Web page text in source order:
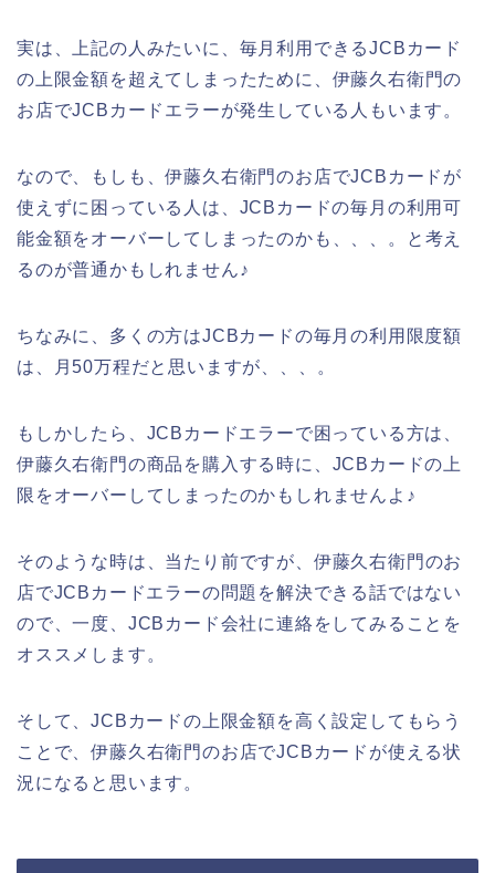
実は、上記の人みたいに、毎月利用できるJCBカード
の上限金額を超えてしまったために、伊藤久右衛門の
お店でJCBカードエラーが発生している人もいます。
なので、もしも、伊藤久右衛門のお店でJCBカードが
使えずに困っている人は、JCBカードの毎月の利用可
能金額をオーバーしてしまったのかも、、、。と考え
るのが普通かもしれません♪
ちなみに、多くの方はJCBカードの毎月の利用限度額
は、月50万程だと思いますが、、、。
もしかしたら、JCBカードエラーで困っている方は、
伊藤久右衛門の商品を購入する時に、JCBカードの上
限をオーバーしてしまったのかもしれませんよ♪
そのような時は、当たり前ですが、伊藤久右衛門のお
店でJCBカードエラーの問題を解決できる話ではない
ので、一度、JCBカード会社に連絡をしてみることを
オススメします。
そして、JCBカードの上限金額を高く設定してもらう
ことで、伊藤久右衛門のお店でJCBカードが使える状
況になると思います。